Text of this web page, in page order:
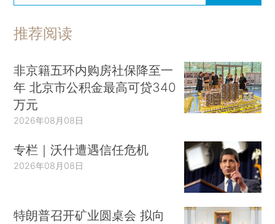
推荐阅读
非京籍五环内购房社保降至一
年 北京市公积金最高可贷340
万元
2026年08月08日
专栏｜沃什遭遇信任危机
2026年08月08日
特朗普召开矿业圆桌会 拟向